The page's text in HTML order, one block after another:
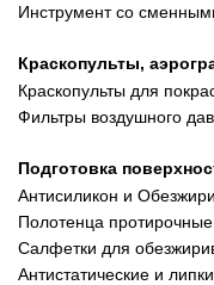
Инструмент со
Краскопульты,
Краскопульты для
Фильтры воздушного
Подготовка
Антисиликон и
Полотенца протирочные
Салфетки для
Антистатические и